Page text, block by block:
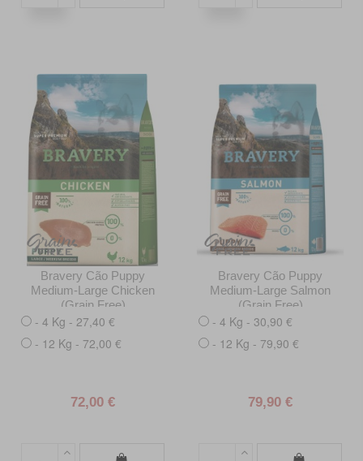
Bravery Cão Puppy
Medium-Large Chicken
(Grain Free)
- 4 Kg - 27,40 €
- 12 Kg - 72,00 €
72,00 €
Bravery Cão Puppy
Medium-Large Salmon
(Grain Free)
- 4 Kg - 30,90 €
- 12 Kg - 79,90 €
79,90 €